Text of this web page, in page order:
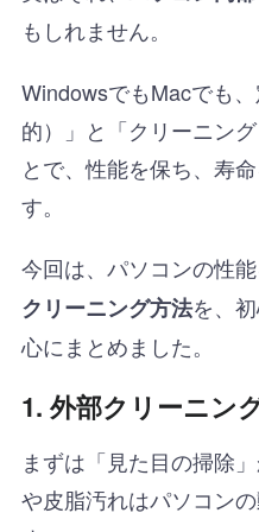
もしれません。
WindowsでもMacでも
的）」と「クリーニン
とで、性能を保ち、寿
す。
今回は、パソコンの性
クリーニング方法を、
心にまとめました。
1. 外部クリーニン
まずは「見た目の掃除
や皮脂汚れはパソコン